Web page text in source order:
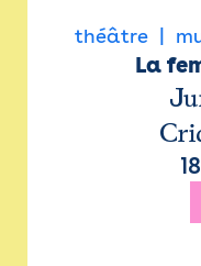
théâtre
La
18